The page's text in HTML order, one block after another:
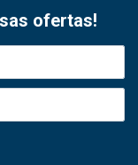
ofertas!